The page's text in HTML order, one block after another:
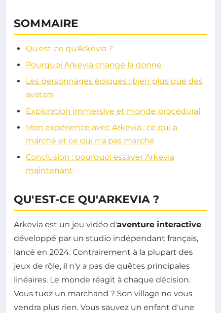
SOMMAIRE
Qu'est-ce qu'Arkevia ?
Pourquoi Arkevia change la donne
Les personnages épiques : bien plus que des
avatars
Exploration immersive et monde procédural
Mon expérience avec Arkevia : ce qui a
marché et ce qui n'a pas marché
Conclusion : pourquoi essayer Arkevia
maintenant
QU'EST-CE QU'ARKEVIA ?
Arkevia est un jeu vidéo d'aventure interactive
développé par un studio indépendant français,
lancé en 2024. Contrairement à la plupart des
jeux de rôle, il n'y a pas de quêtes principales
linéaires. Le monde réagit à chaque décision.
Vous tuez un marchand ? Son village ne vous
vendra plus rien. Vous sauvez un enfant d'une